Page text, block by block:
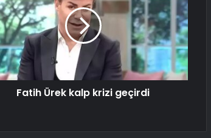
Fatih Ürek kalp krizi geçirdi